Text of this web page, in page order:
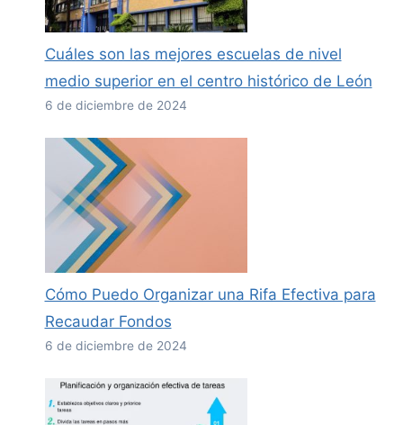
Cuáles son las mejores escuelas de nivel
medio superior en el centro histórico de León
6 de diciembre de 2024
Cómo Puedo Organizar una Rifa Efectiva para
Recaudar Fondos
6 de diciembre de 2024